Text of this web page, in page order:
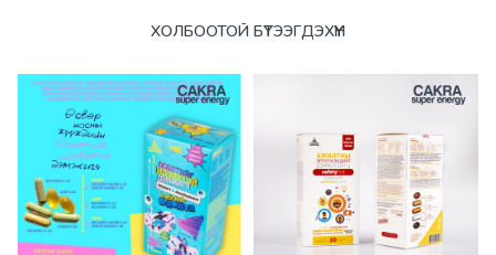
ХОЛБООТОЙ БҮТЭЭГДЭХҮҮН